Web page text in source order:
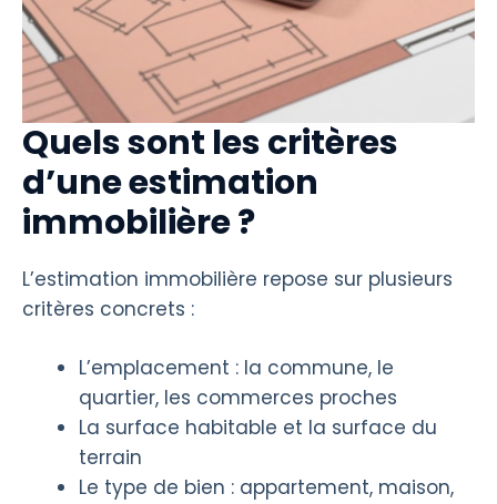
Quels sont les critères
d’une estimation
immobilière ?
L’estimation immobilière repose sur plusieurs
critères concrets :
L’emplacement : la commune, le
quartier, les commerces proches
La surface habitable et la surface du
terrain
Le type de bien : appartement, maison,